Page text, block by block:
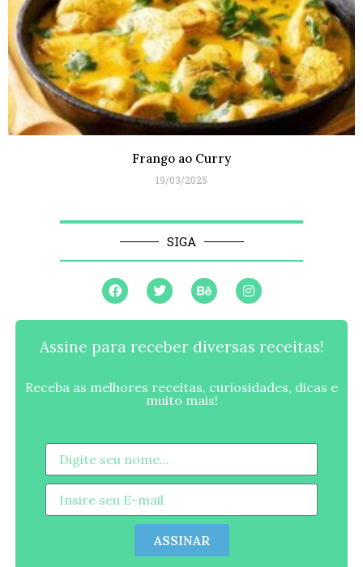
Frango ao Curry
19/03/2025
SIGA
Assine para receber diversas receitas!
Receba as melhores receitas, curiosidades, dicas e
muito mais!
ASSINAR